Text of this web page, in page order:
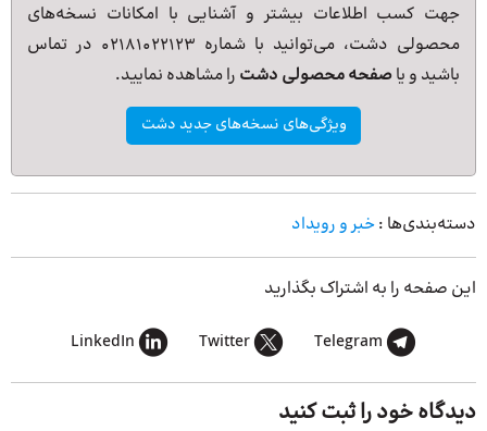
جهت کسب اطلاعات بیشتر و آشنایی با امکانات نسخه‌های
محصولی دشت، می‌توانید با شماره 02181022123 در تماس
باشید و یاصفحه محصولی دشت را مشاهده نمایید.
ویژگی‌های نسخه‌های جدید دشت
دسته‌بندی‌ها :خبر و رویداد
این صفحه را به اشتراک بگذارید
Telegram
Twitter
LinkedIn
دیدگاه خود را ثبت کنید